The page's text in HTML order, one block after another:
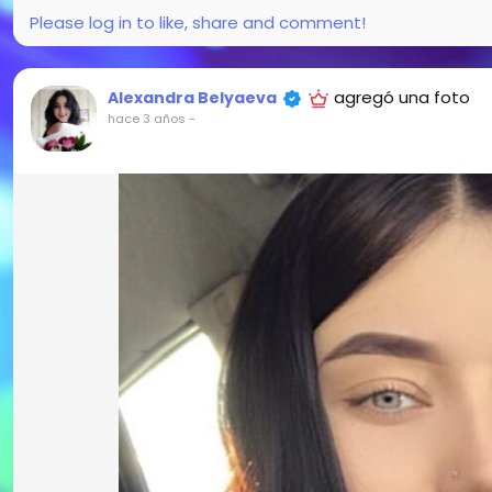
Please log in to like, share and comment!
Alexandra Belyaeva agregó una foto
hace 3 años -